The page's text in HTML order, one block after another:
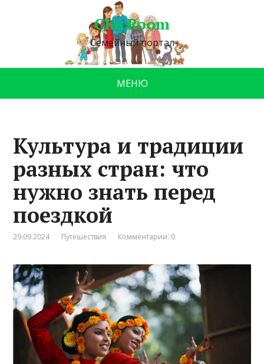
ChicRoom
Семейный портал
МЕНЮ
Культура и традиции
разных стран: что
нужно знать перед
поездкой
29.09.2024 Путешествия Комментарии: 0